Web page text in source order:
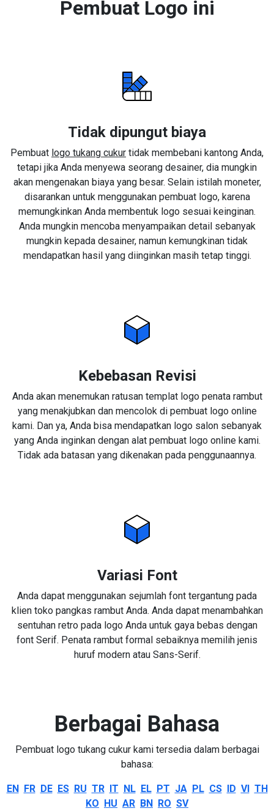
Pembuat Logo ini
Tidak dipungut biaya
Pembuat logo tukang cukur tidak membebani kantong Anda,
tetapi jika Anda menyewa seorang desainer, dia mungkin
akan mengenakan biaya yang besar. Selain istilah moneter,
disarankan untuk menggunakan pembuat logo, karena
memungkinkan Anda membentuk logo sesuai keinginan.
Anda mungkin mencoba menyampaikan detail sebanyak
mungkin kepada desainer, namun kemungkinan tidak
mendapatkan hasil yang diinginkan masih tetap tinggi.
Kebebasan Revisi
Anda akan menemukan ratusan templat logo penata rambut
yang menakjubkan dan mencolok di pembuat logo online
kami. Dan ya, Anda bisa mendapatkan logo salon sebanyak
yang Anda inginkan dengan alat pembuat logo online kami.
Tidak ada batasan yang dikenakan pada penggunaannya.
Variasi Font
Anda dapat menggunakan sejumlah font tergantung pada
klien toko pangkas rambut Anda. Anda dapat menambahkan
sentuhan retro pada logo Anda untuk gaya bebas dengan
font Serif. Penata rambut formal sebaiknya memilih jenis
huruf modern atau Sans-Serif.
Berbagai Bahasa
Pembuat logo tukang cukur kami tersedia dalam berbagai
bahasa:
EN FR DE ES RU TR IT NL EL PT JA PL CS ID VI TH
KO HU AR BN RO SV